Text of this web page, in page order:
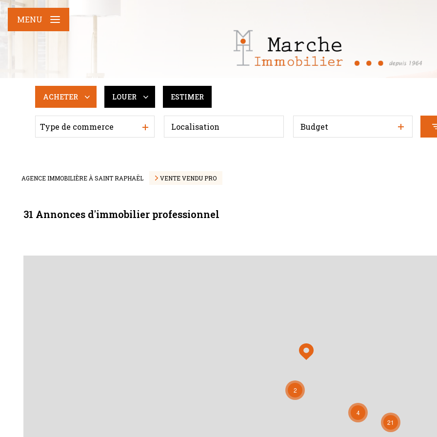
MENU
ACHETER
De l'ancien
LOUER
De l'immo pro
ESTIMER
Type de commerce Budget
AGENCE IMMOBILIÈRE À SAINT RAPHAËL VENTE VENDU PRO
31 Annonces d'immobilier professionnel
2
4
21